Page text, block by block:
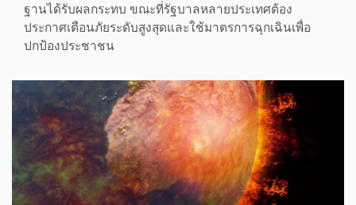
ฐานได้รับผลกระทบ ขณะที่รัฐบาลหลายประเทศต้อง
ประกาศเตือนภัยระดับสูงสุดและใช้มาตรการฉุกเฉินเพื่อ
ปกป้องประชาชน